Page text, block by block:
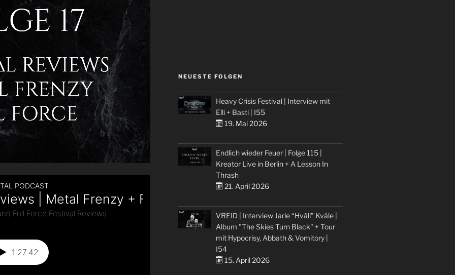
NEUESTE FOLGEN
Heavy Crisis Festival | Interview mit
Elli + Basti | I55
19. Mai 2026
Endlich wieder Feuer | Folge 115 |
Kreator Live in Berlin + A Lesson In
Thrash
21. April 2026
VREID | Interview Jarle “Hváll” Kvåle |
Album "The Skies Turn Black" + Tour
mit Hypocrisy, Abbath & Vomitory |
I54
15. April 2026